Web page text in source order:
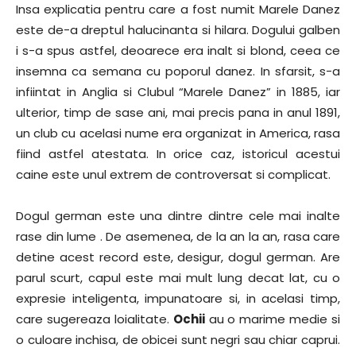
Insa explicatia pentru care a fost numit Marele Danez
este de-a dreptul halucinanta si hilara. Dogului galben
i s-a spus astfel, deoarece era inalt si blond, ceea ce
insemna ca semana cu poporul danez. In sfarsit, s-a
infiintat in Anglia si Clubul “Marele Danez” in 1885, iar
ulterior, timp de sase ani, mai precis pana in anul 1891,
un club cu acelasi nume era organizat in America, rasa
fiind astfel atestata. In orice caz, istoricul acestui
caine este unul extrem de controversat si complicat.
Dogul german este una dintre dintre cele mai inalte
rase din lume . De asemenea, de la an la an, rasa care
detine acest record este, desigur, dogul german. Are
parul scurt, capul este mai mult lung decat lat, cu o
expresie inteligenta, impunatoare si, in acelasi timp,
care sugereaza loialitate. Ochiiau o marime medie si
o culoare inchisa, de obicei sunt negri sau chiar caprui.